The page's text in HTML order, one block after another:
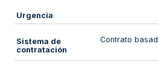
Urgencia
Sistema de
contratación
Contrato